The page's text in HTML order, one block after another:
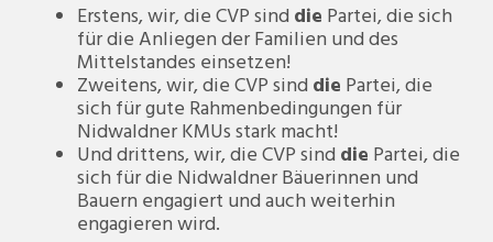
Erstens, wir, die CVP sinddie Partei, die sich
für die Anliegen der Familien und des
Mittelstandes einsetzen!
Zweitens, wir, die CVP sinddie Partei, die
sich für gute Rahmenbedingungen für
Nidwaldner KMUs stark macht!
Und drittens, wir, die CVP sinddie Partei, die
sich für die Nidwaldner Bäuerinnen und
Bauern engagiert und auch weiterhin
engagieren wird.